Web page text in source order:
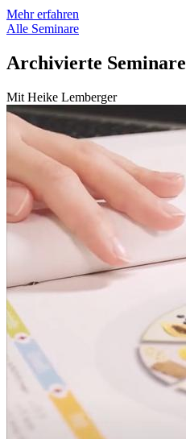
Mehr erfahren
Alle Seminare
Archivierte Seminare
Mit Heike Lemberger